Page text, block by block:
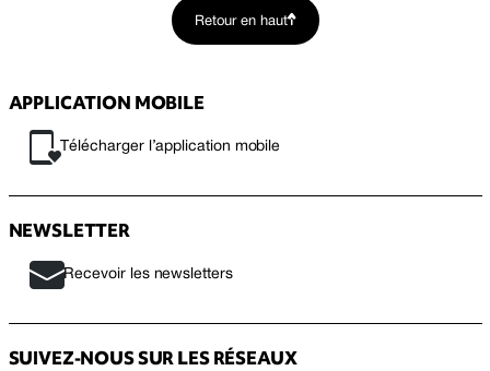
Retour en haut
APPLICATION MOBILE
Télécharger l’application mobile
NEWSLETTER
Recevoir les newsletters
SUIVEZ-NOUS SUR LES RÉSEAUX